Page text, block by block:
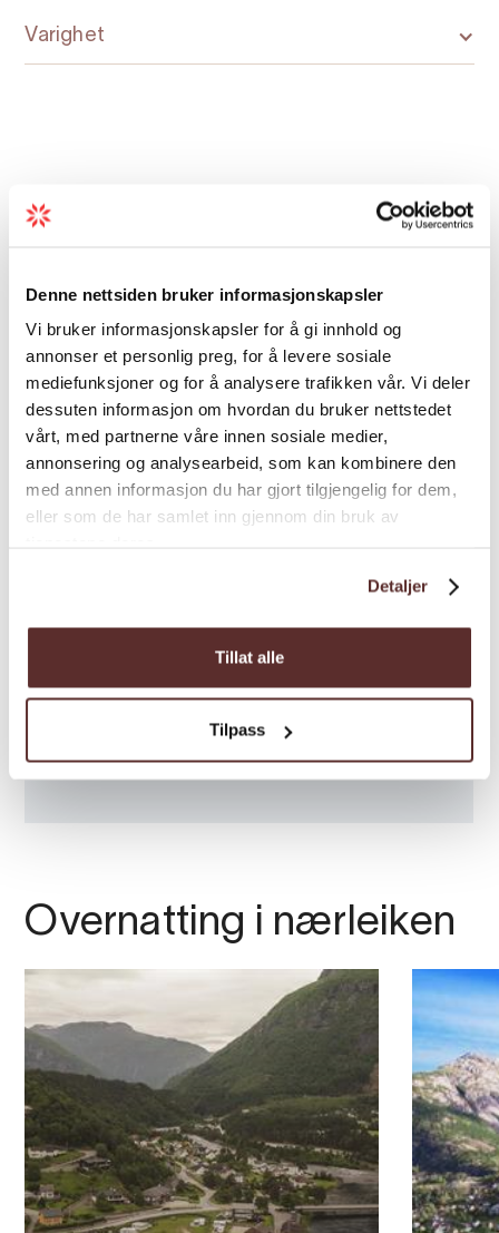
Denne nettsiden bruker informasjonskapsler
Vi bruker informasjonskapsler for å gi innhold og
annonser et personlig preg, for å levere sosiale
mediefunksjoner og for å analysere trafikken vår. Vi deler
dessuten informasjon om hvordan du bruker nettstedet
vårt, med partnerne våre innen sosiale medier,
annonsering og analysearbeid, som kan kombinere den
med annen informasjon du har gjort tilgjengelig for dem,
eller som de har samlet inn gjennom din bruk av
Detaljer
Tillat alle
Tilpass
Det er for tida ingen servering av mat og drikke
på Kjeåsen. Vennligst respekter private
Total stigning:
Sesong (gjennomsnittlig år):mai – oktober
Er du i Eidfjord utan bil? Leig ein bil hjåEidfjord
Autorent
Varighet
Kart
Overnatting i nærleiken